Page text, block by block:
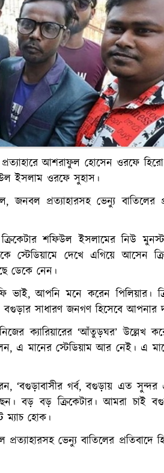
প্রত্যাহারে আশরাফুল হোসেন ওরফে
ইসলাম ওরফে সুহাস।
জনবল প্রত্যাহারসহ ভেন্যু বাতিলের
শফিউল ইসলামের নিউ
স্টেডিয়ামে দেখে এগিয়ে আসেন
ডেকে নেন।
আপনি মনে করেন পিলিয়ার।
সাধারণ জনগণ হিসেবে আপনার
ক্যারিয়ারের ‘আঁতুড়ঘর’ উল্লেখ
এ মানের স্টেডিয়াম আর নেই। এ
গর্ব, বগুড়ায় এত সুন্দর
বড় বড় ক্রিকেটার। আমরা চাই
ম্যাচ হোক।
ভেন্যু বাতিলের